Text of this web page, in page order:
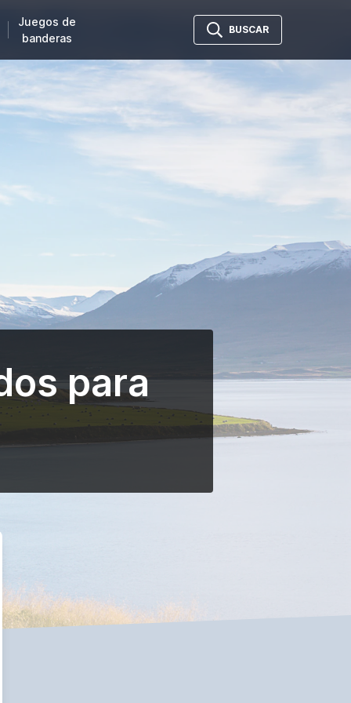
Juegos de
banderas
BUSCAR
para